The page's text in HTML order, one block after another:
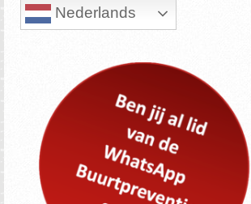
Nederlands